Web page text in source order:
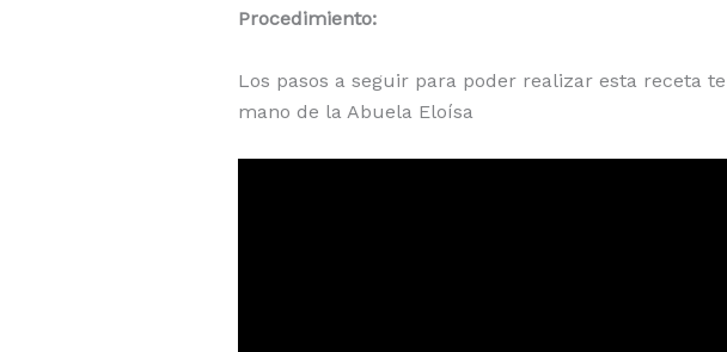
Procedimiento:
Los pasos a seguir para poder realizar esta receta
mano de la Abuela Eloísa